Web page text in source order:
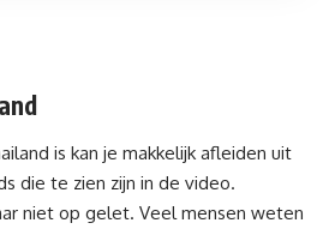
is kan je makkelijk afleiden uit
die te zien zijn in de video.
niet op gelet. Veel mensen weten